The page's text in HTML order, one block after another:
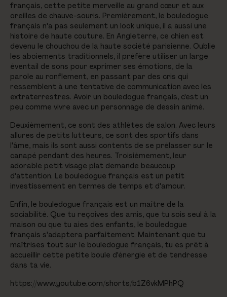
français, cette petite merveille au grand cœur et aux
oreilles de chauve-souris. Premièrement, le bouledogue
français n'a pas seulement un look unique, il a aussi une
histoire de haute couture. En Angleterre, ce chien est
devenu le chouchou de la haute société parisienne. Oublie
les aboiements traditionnels, il préfère utiliser un large
éventail de sons pour exprimer ses émotions, de la
parole au ronflement, en passant par des cris qui
ressemblent à une tentative de communication avec les
extraterrestres. Avoir un bouledogue français, c'est un
peu comme vivre avec un personnage de dessin animé.
Deuxièmement, ce sont des athlètes de salon. Avec leurs
allures de petits lutteurs, ce sont des sportifs dans
l'âme, mais ils sont aussi contents de se prélasser sur le
canapé pendant des heures. Troisièmement, leur
adorable petit visage plat demande beaucoup
d'attention. Le bouledogue français est un petit
investissement en termes de temps et d'amour.
Enfin, le bouledogue français est un maître de la
sociabilité. Que tu reçoives des amis, que tu sois seul à la
maison ou que tu aies des enfants, le bouledogue
français s'adaptera parfaitement. Maintenant que tu
maîtrises tout sur le bouledogue français, tu es prêt à
accueillir cette petite boule d'énergie et de tendresse
dans ta vie.
https://www.youtube.com/shorts/b1Z6vkMPhPQ